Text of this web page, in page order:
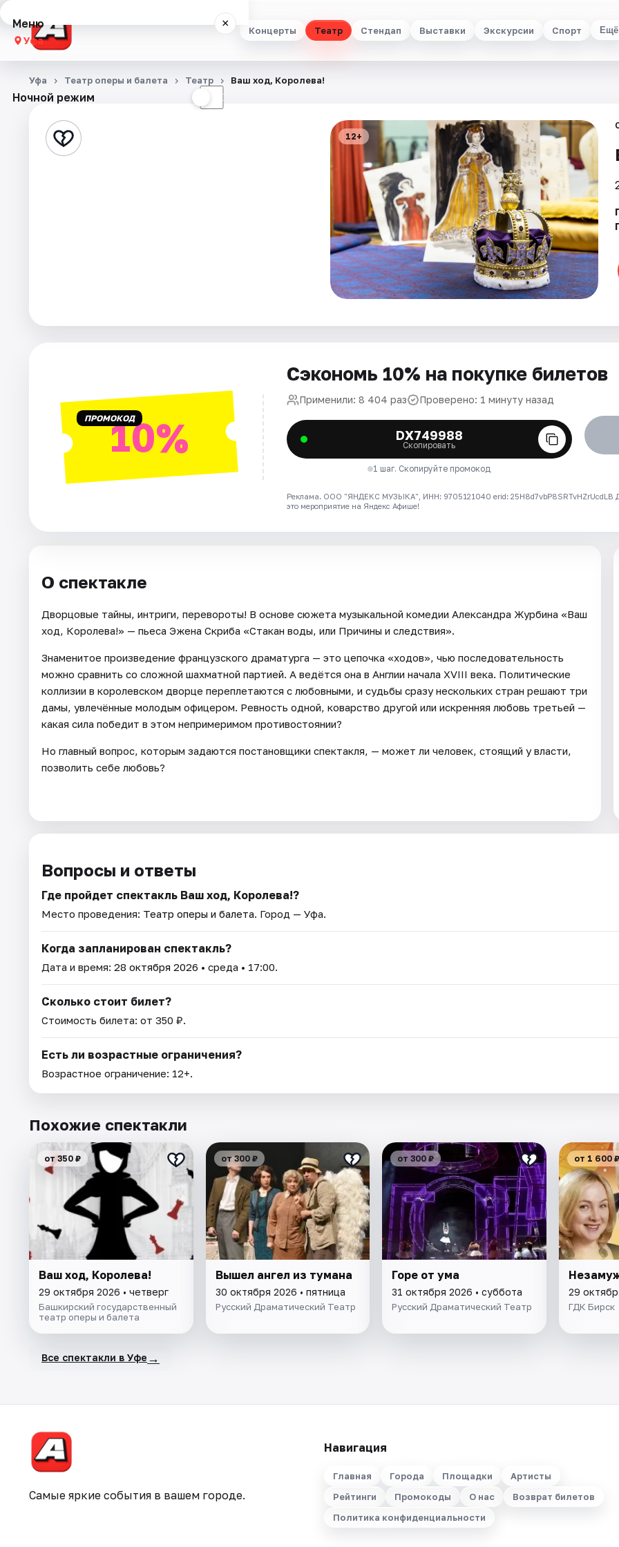
Концерты Театр Стендап Выставки Экскурсии Спорт Ещё
Меню ×
Уфа
Концерты
Стендап
Рейтинги
Ночной режим ☾
Уфа Театр оперы и балета Театр Ваш ход, Королева!
12+
ПРОМОКОД10%
Сэкономь 10% на покупке билетов
Применили: 8 404 раз Проверено: 1 минуту назад
DX749988
Скопировать
1 шаг. Скопируйте промокод
Реклама. ООО "ЯНДЕКС МУЗЫКА", ИНН: 9705121040 erid: 25H8d7vbP8SRTvHZrUcdLB
это мероприятие на Яндекс Афише!
О спектакле
Дворцовые тайны, интриги, перевороты! В основе сюжета музыкальной комедии Александра Журбина «Ваш
ход, Королева!» — пьеса Эжена Скриба «Стакан воды, или Причины и следствия».
Знаменитое произведение французского драматурга — это цепочка «ходов», чью последовательность
можно сравнить со сложной шахматной партией. А ведётся она в Англии начала XVIII века. Политические
коллизии в королевском дворце переплетаются с любовными, и судьбы сразу нескольких стран решают три
дамы, увлечённые молодым офицером. Ревность одной, коварство другой или искренняя любовь третьей —
какая сила победит в этом непримеримом противостоянии?
Но главный вопрос, которым задаются постановщики спектакля, — может ли человек, стоящий у власти,
позволить себе любовь?
Вопросы и ответы
Где пройдет спектакль Ваш ход, Королева!?
Место проведения: Театр оперы и балета. Город — Уфа.
Когда запланирован спектакль?
Дата и время: 28 октября 2026 • среда • 17:00.
Сколько стоит билет?
Стоимость билета: от 350 ₽.
Есть ли возрастные ограничения?
Возрастное ограничение: 12+.
Похожие спектакли
от 350 ₽
Ваш ход, Королева!
29 октября 2026 • четверг
Башкирский государственный
театр оперы и балета
от 300 ₽
Вышел ангел из тумана
30 октября 2026 • пятница
Русский Драматический Театр
от 300 ₽
Горе от ума
31 октября 2026 • суббота
Русский Драматический Театр
от 1 600 ₽
29
ГДК Бирск
Все спектакли в Уфе →
Самые яркие события в вашем городе.
Навигация
Главная Города Площадки
Артисты
Рейтинги
Промокоды О нас
Возврат билетов
Политика конфиденциальности